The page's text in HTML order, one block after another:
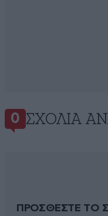
0 ΣΧΌΛΙΑ
ΠΡΟΣΘΕΣΤΕ ΤΟ